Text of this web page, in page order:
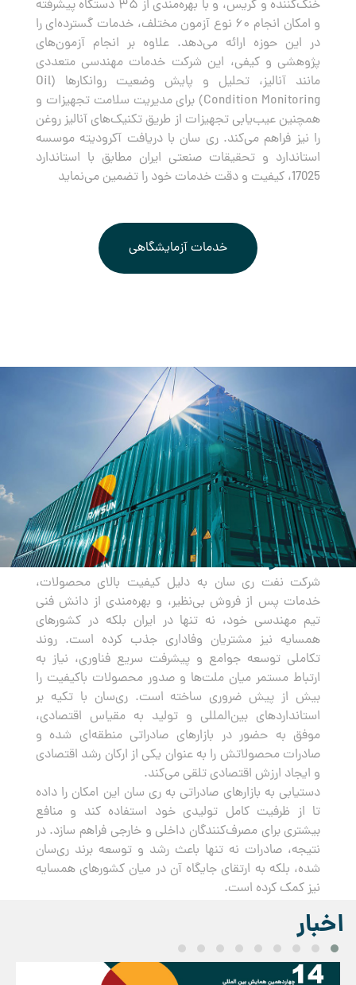
خنک‌کننده و گریس، و با بهره‌مندی از ۳۵ دستگاه پیشرفته
و امکان انجام ۶۰ نوع آزمون مختلف، خدمات گسترده‌ای را
در این حوزه ارائه می‌دهد. علاوه بر انجام آزمون‌های
پژوهشی و کیفی، این شرکت خدمات مهندسی متعددی
مانند آنالیز، تحلیل و پایش وضعیت روانکارها (Oil
Condition Monitoring) برای مدیریت سلامت تجهیزات و
همچنین عیب‌یابی تجهیزات از طریق تکنیک‌های آنالیز روغن
را نیز فراهم می‌کند. ری سان با دریافت آکرودیته موسسه
استاندارد و تحقیقات صنعتی ایران مطابق با استاندارد
17025، کیفیت و دقت خدمات خود را تضمین می‌نماید
خدمات آزمایشگاهی
صادرات
شرکت نفت ری سان به دلیل کیفیت بالای محصولات،
خدمات پس از فروش بی‌نظیر، و بهره‌مندی از دانش فنی
تیم مهندسی خود، نه تنها در ایران بلکه در کشورهای
همسایه نیز مشتریان وفاداری جذب کرده است. روند
تکاملی توسعه جوامع و پیشرفت سریع فناوری، نیاز به
ارتباط مستمر میان ملت‌ها و صدور محصولات باکیفیت را
بیش از پیش ضروری ساخته است. ری‌سان با تکیه بر
استانداردهای بین‌المللی و تولید به مقیاس اقتصادی،
موفق به حضور در بازارهای صادراتی منطقه‌ای شده و
صادرات محصولاتش را به عنوان یکی از ارکان رشد اقتصادی
و ایجاد ارزش اقتصادی تلقی می‌کند.
دستیابی به بازارهای صادراتی به ری سان این امکان را داده
تا از ظرفیت کامل تولیدی خود استفاده کند و منافع
بیشتری برای مصرف‌کنندگان داخلی و خارجی فراهم سازد. در
نتیجه، صادرات نه تنها باعث رشد و توسعه برند ری‌سان
شده، بلکه به ارتقای جایگاه آن در میان کشورهای همسایه
نیز کمک کرده است.
اخبار